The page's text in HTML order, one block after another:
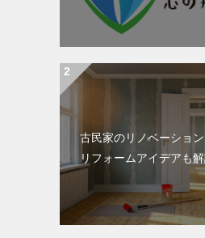
古民家のリノベーショ
リフォームアイデアも解